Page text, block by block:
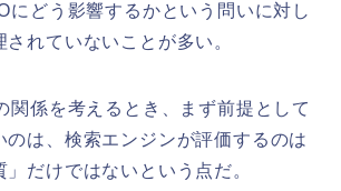
にどう影響するかという問いに対し
れていないことが多い。
関係を考えるとき、まず前提として
のは、検索エンジンが評価するのは
」だけではないという点だ。